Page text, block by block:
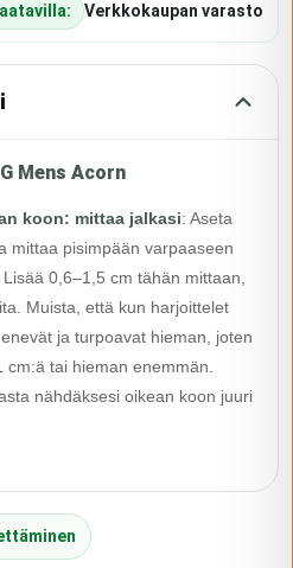
Verkkokaupan varasto
Mens Acorn
koon: mittaa jalkasi: Aseta
mittaa pisimpään varpaaseen
0,6–1,5 cm tähän mittaan,
Muista, että kun harjoittelet
ja turpoavat hieman, joten
tai hieman enemmän.
nähdäksesi oikean koon juuri